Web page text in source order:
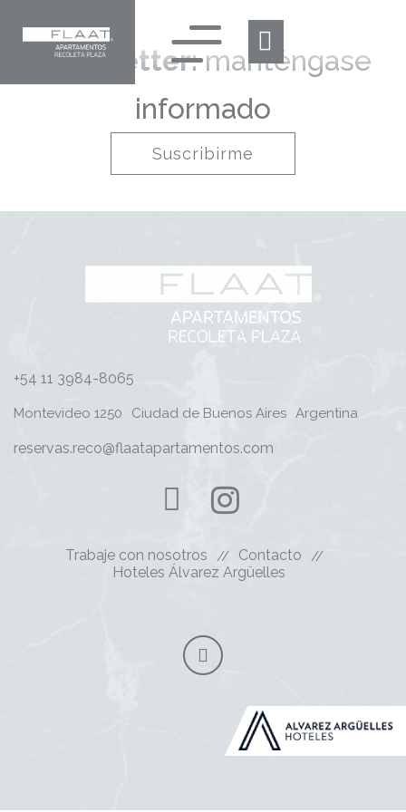
Newsletter:manténgase
informado
Suscribirme
+54 11 3984-8065
Montevideo 1250 Ciudad de Buenos Aires Argentina
reservas.reco@flaatapartamentos.com
Trabaje con nosotros
Contacto
Hoteles Álvarez Argüelles